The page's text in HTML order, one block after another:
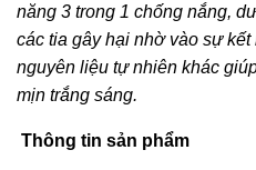
năng 3 trong 1 chống nắng,
các tia gây hại nhờ vào sự
nguyên liệu tự nhiên khác
mịn trắng sáng.
Thông tin sản phẩm